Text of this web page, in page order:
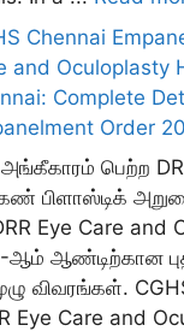
Chennai
and Oculoplasty
Complete
Order
பெற்ற
கண் பிளாஸ்டிக்
Eye Care and
ஆம் ஆண்டிற்கான
விவரங்கள்.
Eye Care and